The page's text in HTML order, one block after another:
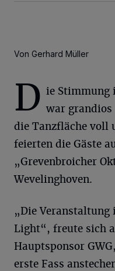
Von Gerhard Müller
D ie Stimmung
war
die Tanzfläche voll
feierten die Gäste
„Grevenbroicher
Wevelinghoven.
„Die
Light“, freute sich
Hauptsponsor
erste Fass